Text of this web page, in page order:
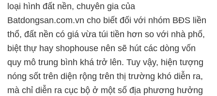
loại hình đất nền, chuyên gia của
Batdongsan.com.vn cho biết đối với nhóm BĐS liền
thổ, đất nền có giá vừa túi tiền hơn so với nhà phố,
biệt thự hay shophouse nên sẽ hút các dòng vốn
quy mô trung bình khá trở lên. Tuy vậy, hiện tượng
nóng sốt trên diện rộng trên thị trường khó diễn ra,
mà chỉ diễn ra cục bộ ở một số địa phương hưởng